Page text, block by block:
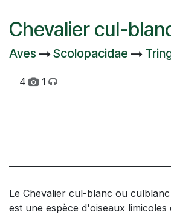
Chevalier cul-
Aves Scolopacidae
4 1
Le Chevalier cul-blanc ou
est une espèce d'oiseaux limicoles